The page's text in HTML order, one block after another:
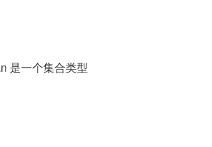
是一个集合类型